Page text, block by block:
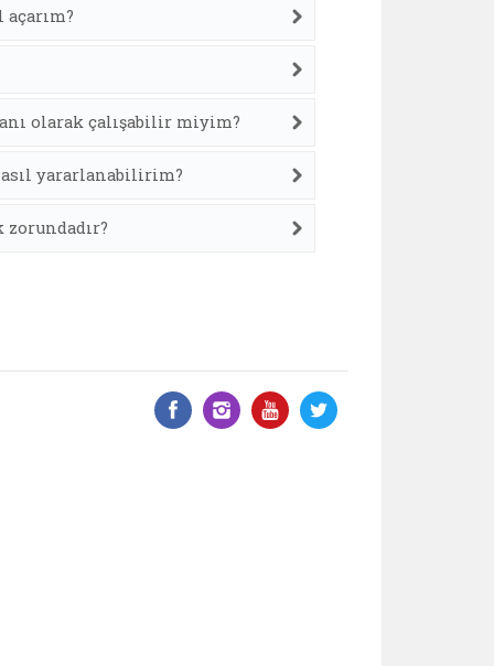
olarak çalışabilir miyim?
yararlanabilirim?
Facebook üzerinde paylaş
Instagram'da paylaş
YouTube
Twitter